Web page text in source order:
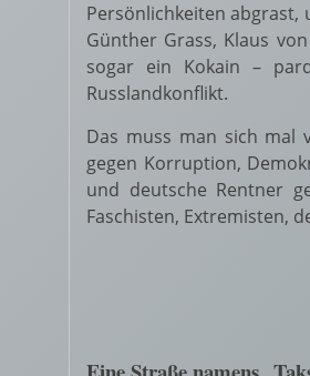
Persönlichkeiten abgrast,
Günther Grass, Klaus
sogar ein Kokain –
Russlandkonflikt.
Das muss man sich mal
gegen Korruption,
und deutsche Rentner
Faschisten, Extremisten,